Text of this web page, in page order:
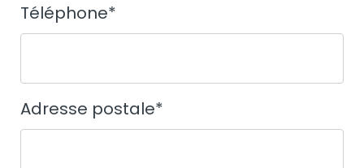
Téléphone*
Adresse postale*